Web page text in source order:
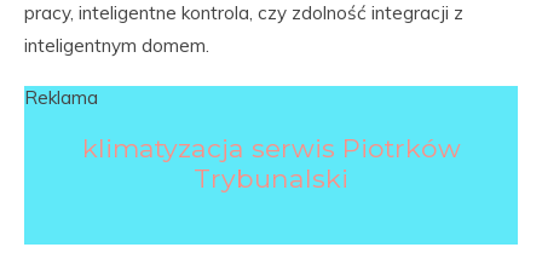
pracy, inteligentne kontrola, czy zdolność integracji z
inteligentnym domem.
Reklama
klimatyzacja serwis Piotrków
Trybunalski